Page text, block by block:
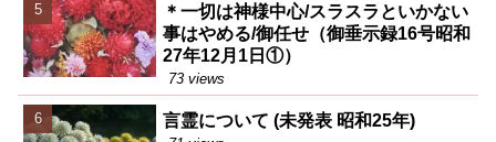
＊一切は神様中心/スラスラといかない
事はやめる/御任せ（御垂示録16号昭和
27年12月1日①）
73 views
言霊について (未発表 昭和25年)